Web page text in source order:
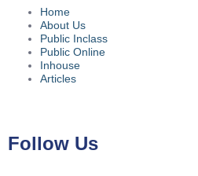
Home
About Us
Public Inclass
Public Online
Inhouse
Articles
Follow Us